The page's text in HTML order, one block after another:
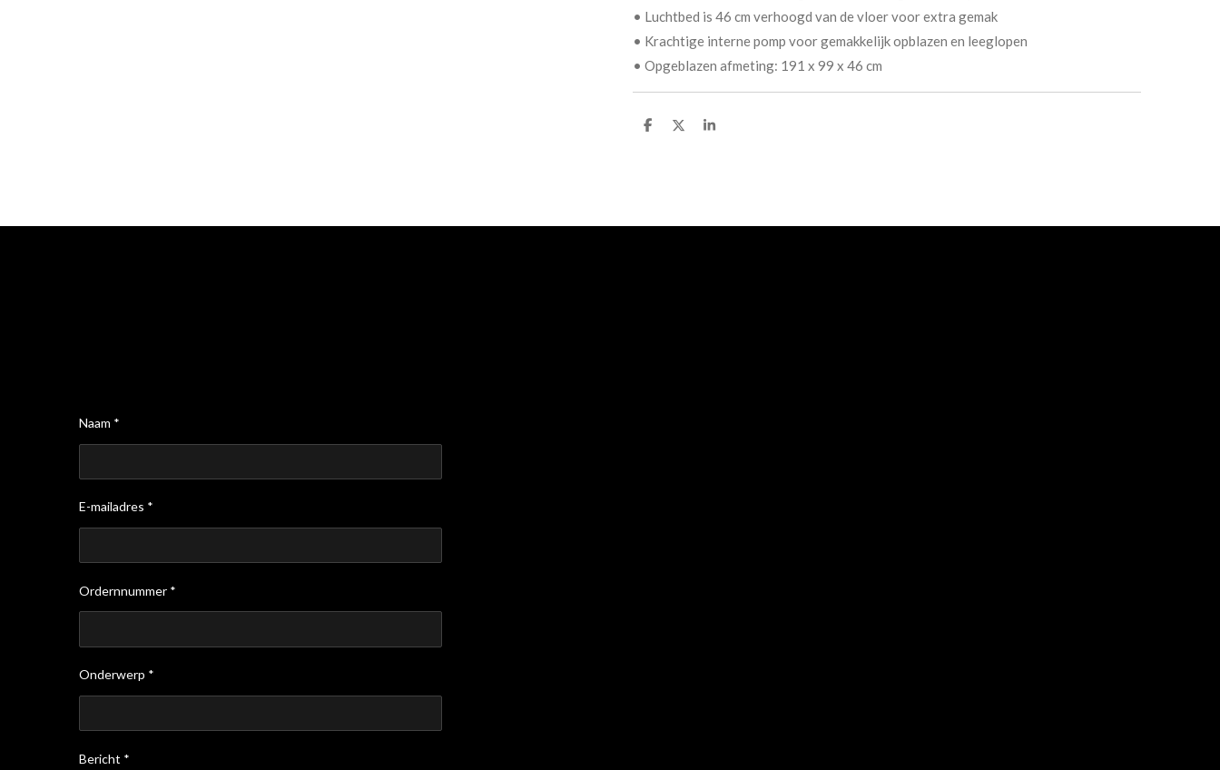
• Luchtbed is 46 cm verhoogd van de vloer voor extra gemak
• Krachtige interne pomp voor gemakkelijk opblazen en leeglopen
• Opgeblazen afmeting: 191 x 99 x 46 cm
D
D
S
Naam *
E-mailadres *
Ordernnummer *
Onderwerp *
Bericht *